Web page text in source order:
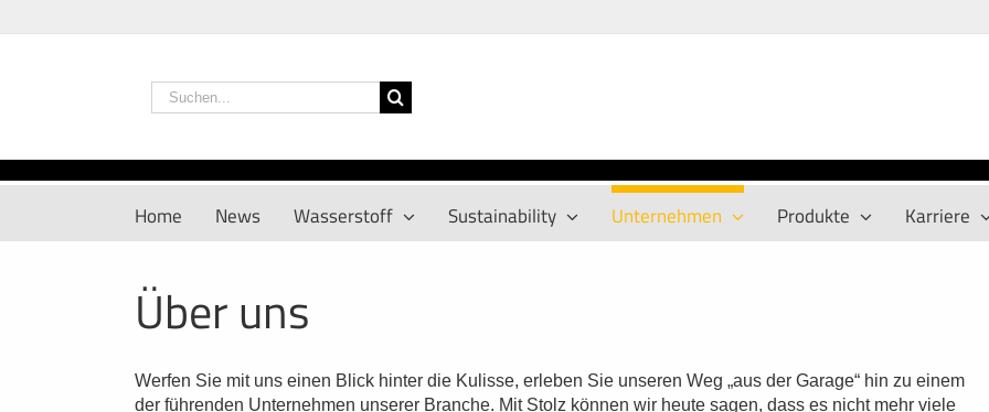
Inhalt
Suche
nach:
Home News Wasserstoff Sustainability Unternehmen Produkte Karriere
Über uns
Werfen Sie mit uns einen Blick hinter die Kulisse, erleben Sie unseren Weg „aus der Garage“ hin zu einem
der führenden Unternehmen unserer Branche. Mit Stolz können wir heute sagen, dass es nicht mehr viele